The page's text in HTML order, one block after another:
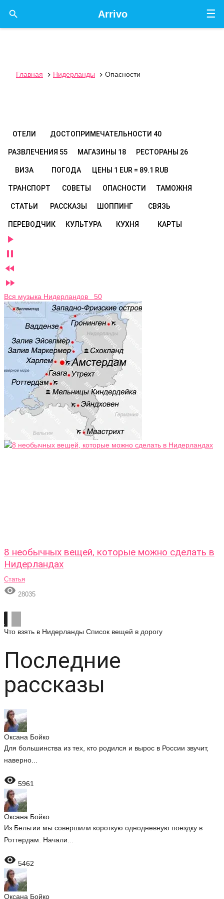
☰
Arrivo

Главная  Нидерланды  Опасности
ОТЕЛИ ДОСТОПРИМЕЧАТЕЛЬНОСТИ 40
РАЗВЛЕЧЕНИЯ 55 МАГАЗИНЫ 18 РЕСТОРАНЫ 26
ВИЗА ПОГОДА ЦЕНЫ 1 EUR = 89.1 RUB
ТРАНСПОРТ СОВЕТЫ ОПАСНОСТИ ТАМОЖНЯ
СТАТЬИ РАССКАЗЫ ШОППИНГ СВЯЗЬ
ПЕРЕВОДЧИК КУЛЬТУРА КУХНЯ КАРТЫ




Вся музыка Нидерландов 50
8 необычных вещей, которые можно сделать в
Нидерландах
Статья
 28035
Что взять в Нидерланды Список вещей в дорогу
Последние
рассказы
Оксана Бойко
Для большинства из тех, кто родился и вырос в России звучит,
наверно...
 5961
Оксана Бойко
Из Бельгии мы совершили короткую однодневную поездку в
Роттердам. Начали...
 5462
Оксана Бойко